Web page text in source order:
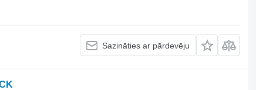
Sazināties ar pārdevēju